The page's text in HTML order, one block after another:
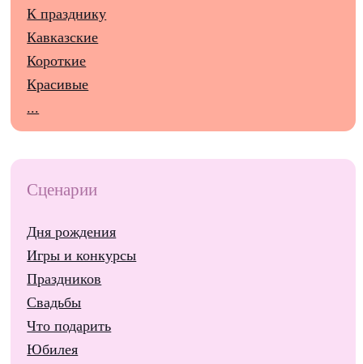
К празднику
Кавказские
Короткие
Красивые
...
Сценарии
Дня рождения
Игры и конкурсы
Праздников
Свадьбы
Что подарить
Юбилея